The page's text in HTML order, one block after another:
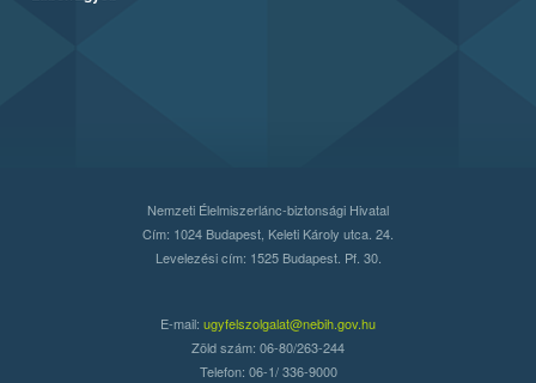
Nemzeti Élelmiszerlánc-biztonsági Hivatal
Cím: 1024 Budapest, Keleti Károly utca. 24.
Levelezési cím: 1525 Budapest. Pf. 30.
E-mail: ugyfelszolgalat@nebih.gov.hu
Zöld szám: 06-80/263-244
Telefon: 06-1/ 336-9000